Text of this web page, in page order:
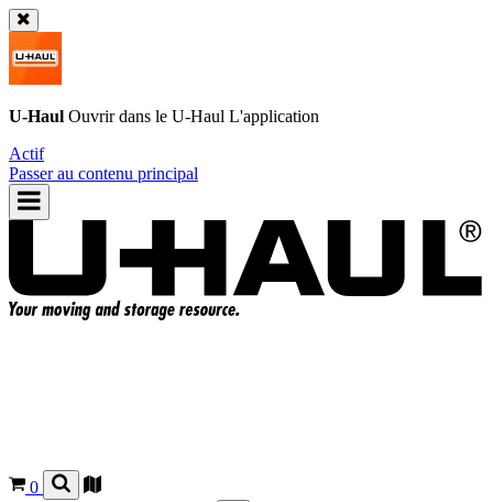
U-Haul Ouvrir dans le U-Haul L'application
Actif
Passer au contenu principal
0